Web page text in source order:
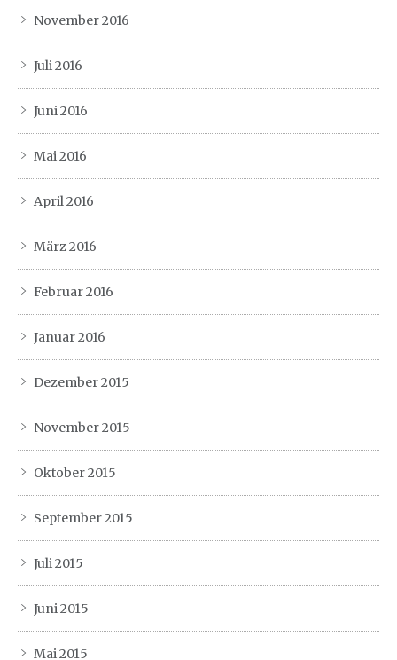
November 2016
Juli 2016
Juni 2016
Mai 2016
April 2016
März 2016
Februar 2016
Januar 2016
Dezember 2015
November 2015
Oktober 2015
September 2015
Juli 2015
Juni 2015
Mai 2015